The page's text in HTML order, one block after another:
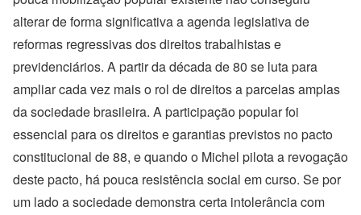
alterar de forma significativa a agenda legislativa de
reformas regressivas dos direitos trabalhistas e
previdenciários. A partir da década de 80 se luta para
ampliar cada vez mais o rol de direitos a parcelas amplas
da sociedade brasileira. A participação popular foi
essencial para os direitos e garantias previstos no pacto
constitucional de 88, e quando o Michel pilota a revogação
deste pacto, há pouca resistência social em curso. Se por
um lado a sociedade demonstra certa intolerância com